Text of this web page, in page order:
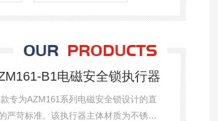
B1电磁安全锁执行器
专为AZM161系列电磁安全锁设计的直
严苛标准。该执行器主体材质为不锈钢